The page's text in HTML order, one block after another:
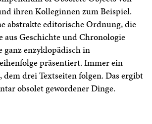
ihren Kolleginnen zum Beispiel.
abstrakte editorische Ordnung, die
aus Geschichte und Chronologie
ganz enzyklopädisch in
präsentiert. Immer ein
dem drei Textseiten folgen. Das ergibt
obsolet gewordener Dinge.